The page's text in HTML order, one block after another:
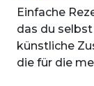
Einfache
das du
künstliche
die für die